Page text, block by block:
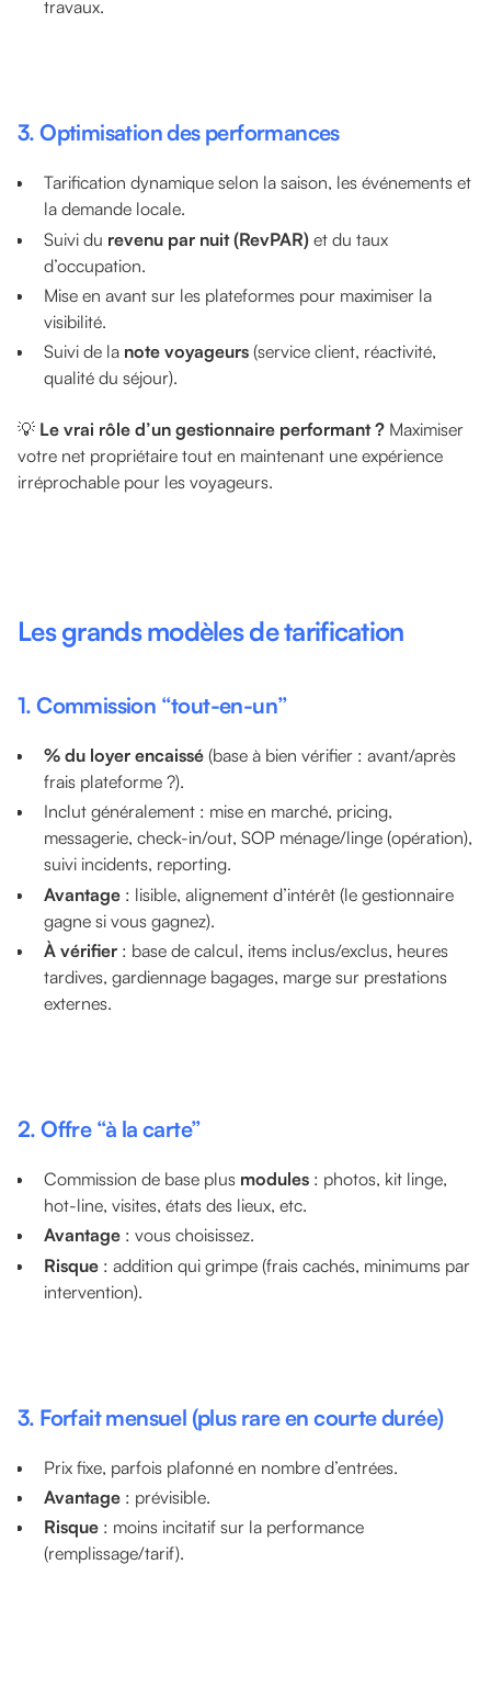
travaux.
3. Optimisation des performances
Tarification dynamique selon la saison, les événements et
la demande locale.
Suivi du revenu par nuit (RevPAR) et du taux
d’occupation.
Mise en avant sur les plateformes pour maximiser la
visibilité.
Suivi de la note voyageurs (service client, réactivité,
qualité du séjour).
💡 Le vrai rôle d’un gestionnaire performant ? Maximiser
votre net propriétaire tout en maintenant une expérience
irréprochable pour les voyageurs.
Les grands modèles de tarification
1. Commission “tout-en-un”
% du loyer encaissé (base à bien vérifier : avant/après
frais plateforme ?).
Inclut généralement : mise en marché, pricing,
messagerie, check-in/out, SOP ménage/linge (opération),
suivi incidents, reporting.
Avantage : lisible, alignement d’intérêt (le gestionnaire
gagne si vous gagnez).
À vérifier : base de calcul, items inclus/exclus, heures
tardives, gardiennage bagages, marge sur prestations
externes.
2. Offre “à la carte”
Commission de base plus modules : photos, kit linge,
hot-line, visites, états des lieux, etc.
Avantage : vous choisissez.
Risque : addition qui grimpe (frais cachés, minimums par
intervention).
3. Forfait mensuel (plus rare en courte durée)
Prix fixe, parfois plafonné en nombre d’entrées.
Avantage : prévisible.
Risque : moins incitatif sur la performance
(remplissage/tarif).